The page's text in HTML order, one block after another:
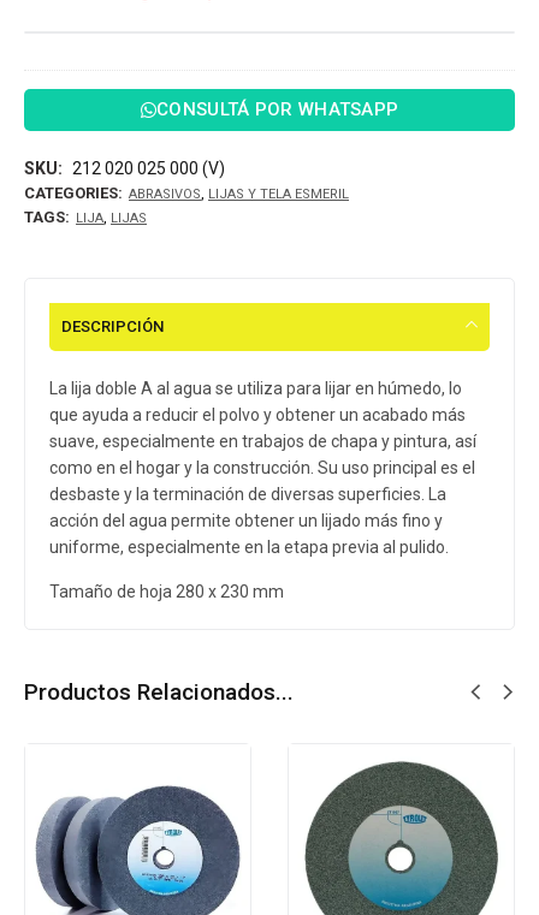
CONSULTÁ POR WHATSAPP
SKU: 212 020 025 000 (V)
CATEGORIES: ABRASIVOS, LIJAS Y TELA ESMERIL
TAGS: LIJA, LIJAS
DESCRIPCIÓN
La lija doble A al agua se utiliza para lijar en húmedo, lo
que ayuda a reducir el polvo y obtener un acabado más
suave, especialmente en trabajos de chapa y pintura, así
como en el hogar y la construcción. Su uso principal es el
desbaste y la terminación de diversas superficies. La
acción del agua permite obtener un lijado más fino y
uniforme, especialmente en la etapa previa al pulido.
Tamaño de hoja 280 x 230 mm
Productos Relacionados...